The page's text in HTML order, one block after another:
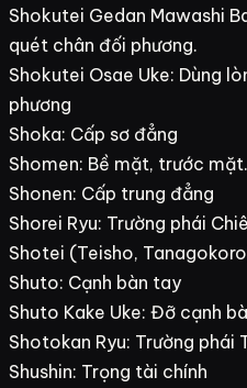
Shokutei Gedan Mawashi
quét chân đối phương.
Shokutei Osae Uke: Dùng
phương
Shoka: Cấp sơ đẳng
Shomen: Bề mặt, trước mặt.
Shonen: Cấp trung đẳng
Shorei Ryu: Trường phái
Shotei (Teisho,
Shuto: Cạnh bàn tay
Shuto Kake Uke: Đỡ cạnh
Shotokan Ryu: Trường phái
Shushin: Trọng tài chính